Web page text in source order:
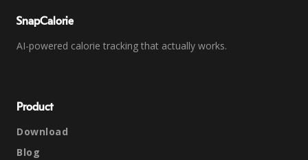
SnapCalorie
AI-powered calorie tracking that actually works.
Product
Download
Blog